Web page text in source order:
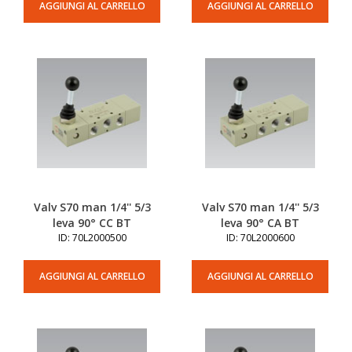
AGGIUNGI AL CARRELLO AGGIUNGI AL CARRELLO
Valv S70 man 1/4'' 5/3
leva 90° CC BT
ID: 70L2000500
AGGIUNGI AL CARRELLO
Valv S70 man 1/4'' 5/3
leva 90° CA BT
ID: 70L2000600
AGGIUNGI AL CARRELLO